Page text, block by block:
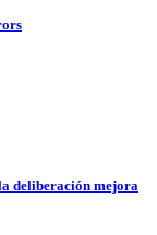
deliberación mejora